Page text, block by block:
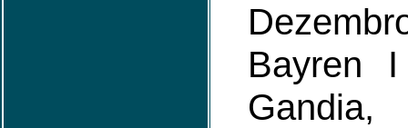
Bayren